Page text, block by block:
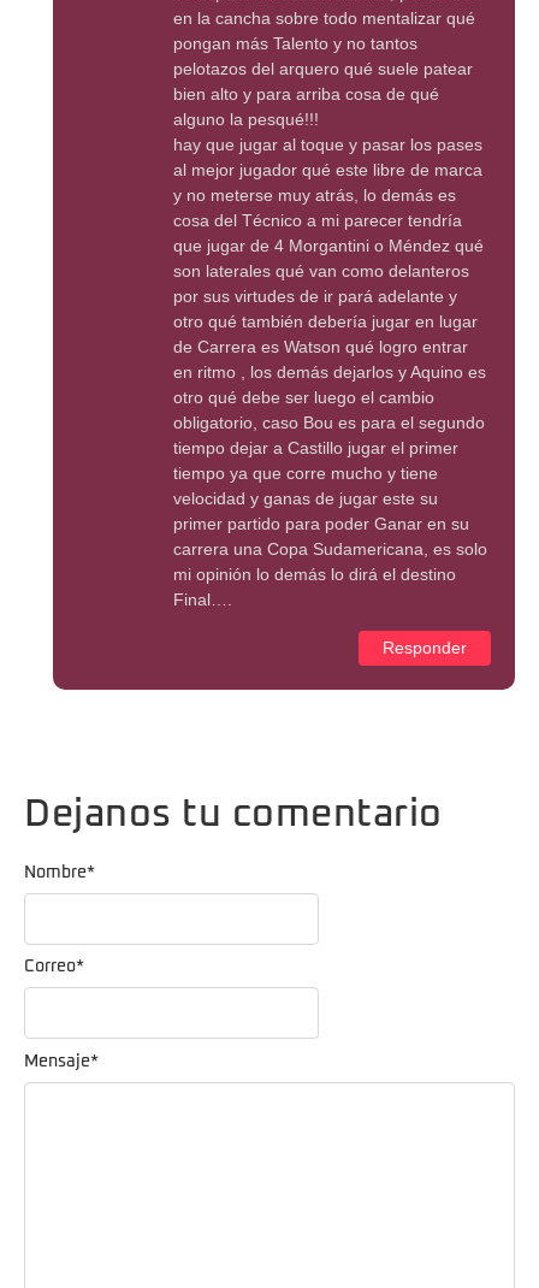
en la cancha sobre todo mentalizar qué
pongan más Talento y no tantos
pelotazos del arquero qué suele patear
bien alto y para arriba cosa de qué
alguno la pesqué!!!
hay que jugar al toque y pasar los pases
al mejor jugador qué este libre de marca
y no meterse muy atrás, lo demás es
cosa del Técnico a mi parecer tendría
que jugar de 4 Morgantini o Méndez qué
son laterales qué van como delanteros
por sus virtudes de ir pará adelante y
otro qué también debería jugar en lugar
de Carrera es Watson qué logro entrar
en ritmo , los demás dejarlos y Aquino es
otro qué debe ser luego el cambio
obligatorio, caso Bou es para el segundo
tiempo dejar a Castillo jugar el primer
tiempo ya que corre mucho y tiene
velocidad y ganas de jugar este su
primer partido para poder Ganar en su
carrera una Copa Sudamericana, es solo
mi opinión lo demás lo dirá el destino
Final….
Responder
Dejanos tu comentario
Mensaje*
Nombre*
Correo*